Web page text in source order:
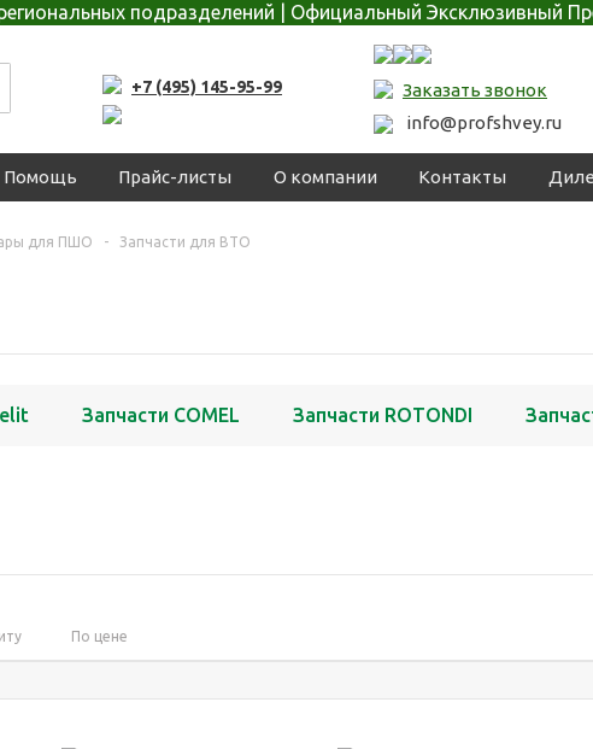
подразделений | Официальный Эксклюзивный
+7 (495) 145-95-99
Заказать звонок
info@profshvey.ru
Помощь Прайс-листы О компании Контакты
для ПШО - Запчасти для ВТО
Запчасти COMEL Запчасти ROTONDI
По цене